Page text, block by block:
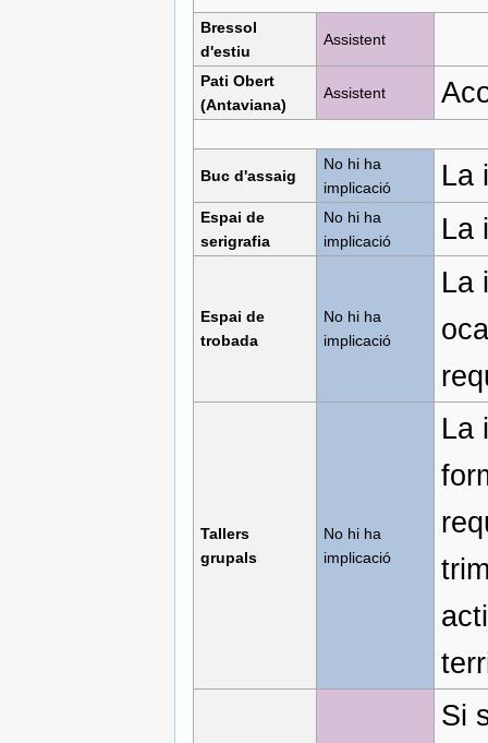
Bressol
d'estiu
Assistent
Pati Obert
(Antaviana)
Assistent
Buc d'assaig
No hi ha
implicació
La
Espai de
serigrafia
No hi ha
implicació
La
Espai de
trobada
No hi ha
implicació
La
Tallers
grupals
No hi ha
implicació
La
Si